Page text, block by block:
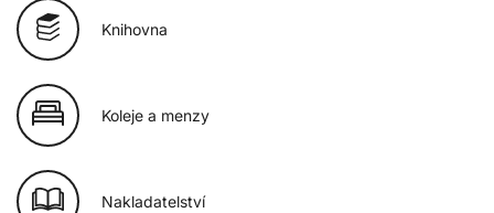
Knihovna
Koleje a menzy
Nakladatelství